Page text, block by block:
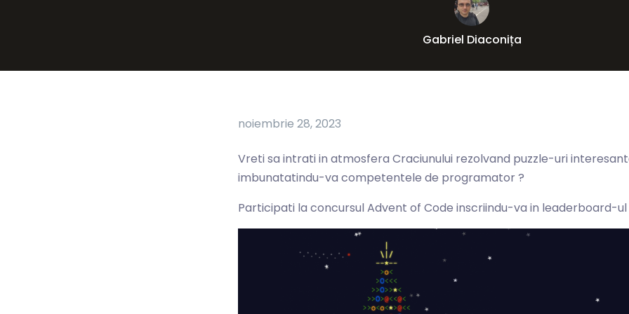
Gabriel Diaconița
noiembrie 28, 2023
Vreti sa intrati in atmosfera Craciunului rezolvand puzzle-uri
imbunatatindu-va competentele de programator ?
Participati la concursul Advent of Code inscriindu-va in leaderboard-